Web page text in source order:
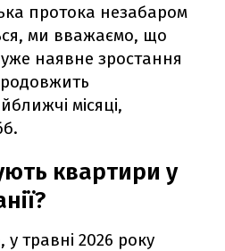
протока незабаром
ми вважаємо, що
наявне зростання
місяці,
квартири у
, у травні 2026 року